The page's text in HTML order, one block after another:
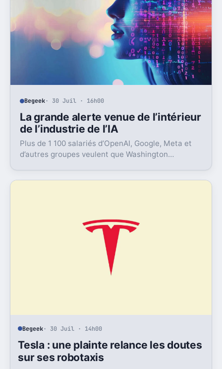
Begeek· 30 Juil · 16h00
La grande alerte venue de l’intérieur
de l’industrie de l’IA
Plus de 1 100 salariés d’OpenAI, Google, Meta et
d’autres groupes veulent que Washington
Begeek· 30 Juil · 14h00
Tesla : une plainte relance les doutes
sur ses robotaxis